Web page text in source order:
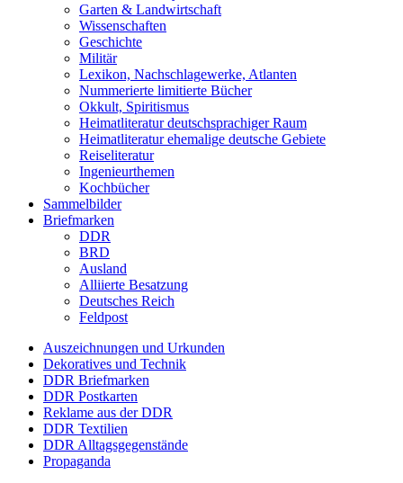
Garten & Landwirtschaft
Wissenschaften
Geschichte
Militär
Lexikon, Nachschlagewerke, Atlanten
Nummerierte limitierte Bücher
Okkult, Spiritismus
Heimatliteratur deutschsprachiger Raum
Heimatliteratur ehemalige deutsche Gebiete
Reiseliteratur
Ingenieurthemen
Kochbücher
Sammelbilder
Briefmarken
DDR
BRD
Ausland
Alliierte Besatzung
Deutsches Reich
Feldpost
Auszeichnungen und Urkunden
Dekoratives und Technik
DDR Briefmarken
DDR Postkarten
Reklame aus der DDR
DDR Textilien
DDR Alltagsgegenstände
Propaganda